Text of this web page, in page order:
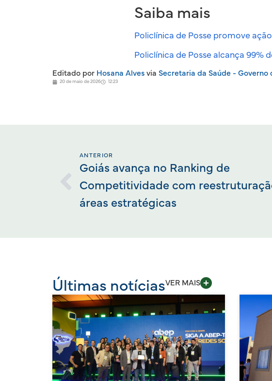
Saiba mais
Policlínica de Posse promove
Policlínica de Posse alcança 99%
Editado por Hosana Alves via Secretaria da Saúde - Governo
20 de maio de 2026 12:23
ANTERIOR
Goiás avança no Ranking de
Competitividade com
áreas estratégicas
Últimas notíciasVER MAIS